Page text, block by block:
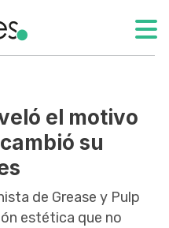
el motivo
su
de Grease y Pulp
estética que no